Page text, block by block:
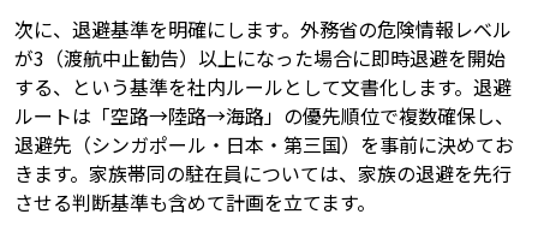
次に、退避基準を明確にします。外務省の危険情報レベル
が3（渡航中止勧告）以上になった場合に即時退避を開始
する、という基準を社内ルールとして文書化します。退避
ルートは「空路→陸路→海路」の優先順位で複数確保し、
退避先（シンガポール・日本・第三国）を事前に決めてお
きます。家族帯同の駐在員については、家族の退避を先行
させる判断基準も含めて計画を立てます。